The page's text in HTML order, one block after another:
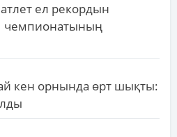
ел рекордын
чемпионатының
кен орнында өрт шықты: